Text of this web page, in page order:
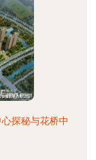
探秘与花桥中